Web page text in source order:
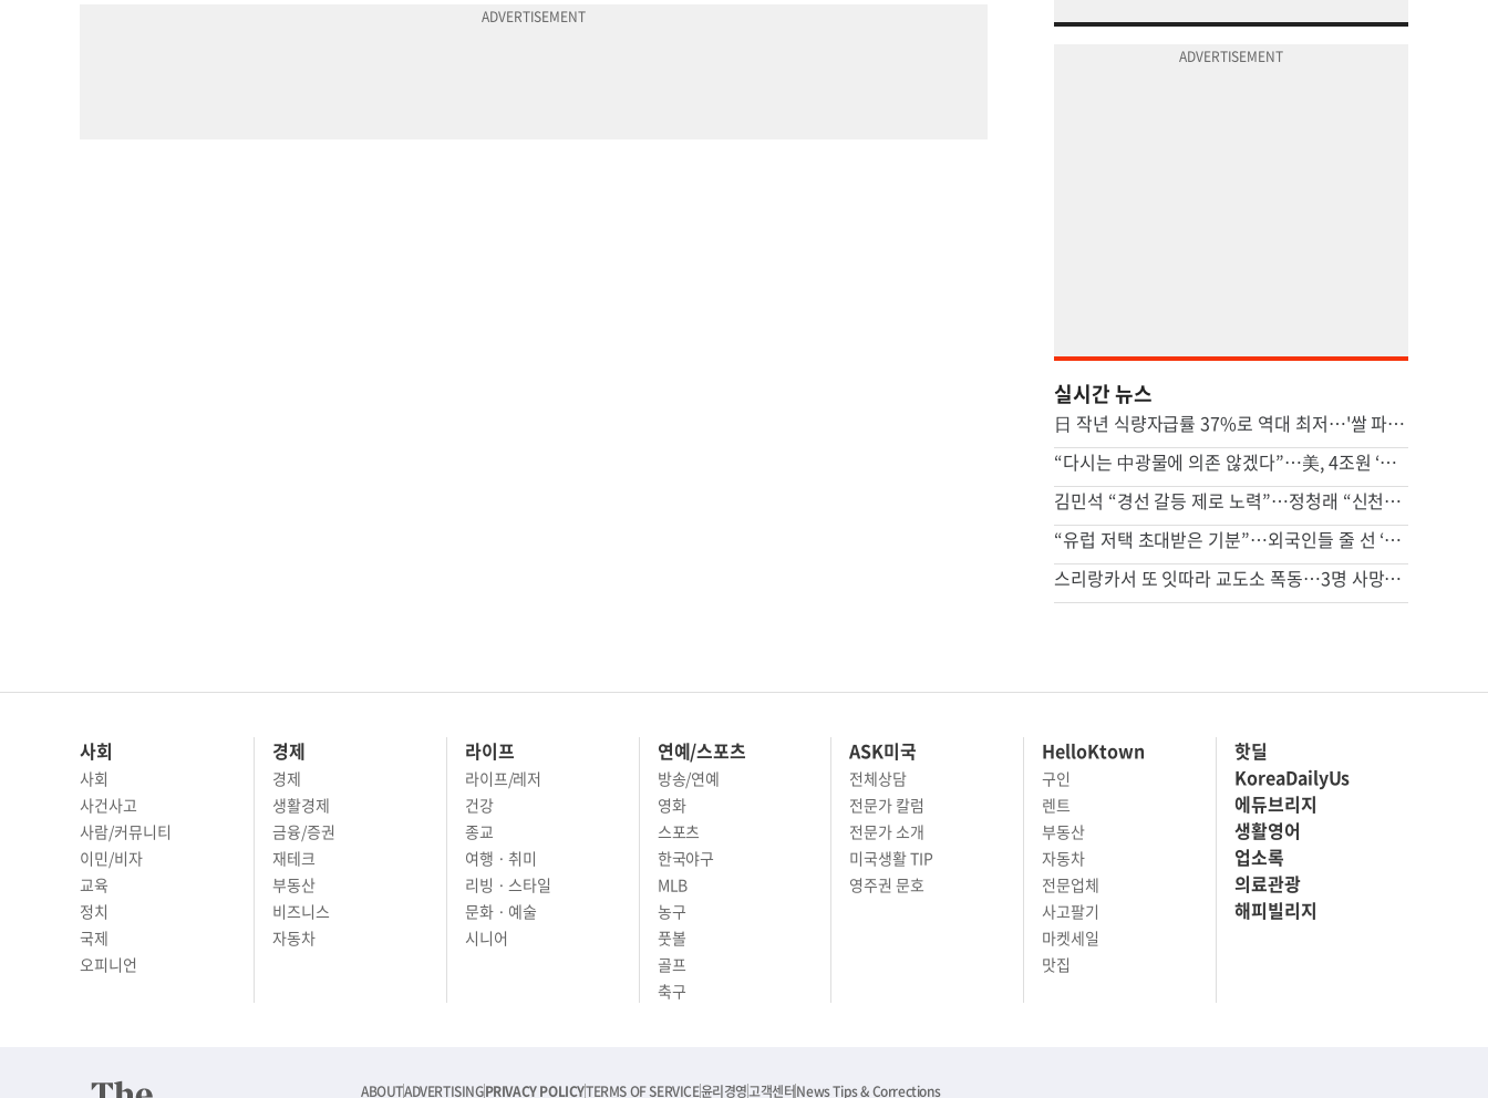
실시간 뉴스
日 작년 식량자급률 37%로 역대 최저…'쌀 파동' 여파
“다시는 中광물에 의존 않겠다”…美, 4조원 ‘광업 프로젝트’ 추진
김민석 “경선 갈등 제로 노력”…정청래 “신천지 의혹 제기 사과부터”
“유럽 저택 초대받은 기분”…외국인들 줄 선 ‘K뷰티 핫플’ 비밀 [비크닉]
스리랑카서 또 잇따라 교도소 폭동…3명 사망·20여명 부상
사회
사회
사건사고
사람/커뮤니티
이민/비자
교육
정치
국제
오피니언
경제
경제
생활경제
금융/증권
재테크
부동산
비즈니스
자동차
라이프
라이프/레저
건강
종교
여행 · 취미
리빙 · 스타일
문화 · 예술
시니어
연예/스포츠
방송/연예
영화
스포츠
한국야구
MLB
농구
풋볼
골프
축구
ASK미국
전체상담
전문가 칼럼
전문가 소개
미국생활 TIP
영주권 문호
HelloKtown
구인
렌트
부동산
자동차
전문업체
사고팔기
마켓세일
맛집
핫딜
KoreaDailyUs
에듀브리지
생활영어
업소록
의료관광
해피빌리지
ABOUTADVERTISINGPRIVACY POLICYTERMS OF SERVICE윤리경영고객센터News Tips & Corrections